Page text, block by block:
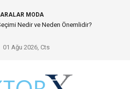
MODA
Seti Banyo Mimarisinde Konforu Nasıl
01 Ağu 2026, Cts